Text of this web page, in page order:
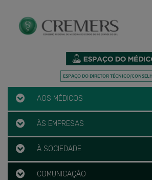
AOS MÉDICOS
ÀS EMPRESAS
À SOCIEDADE
COMUNICAÇÃO